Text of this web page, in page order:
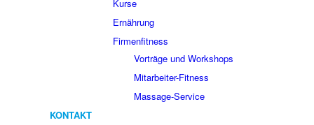
Kurse
Ernährung
Firmenfitness
Vorträge und Workshops
Mitarbeiter-Fitness
Massage-Service
KONTAKT